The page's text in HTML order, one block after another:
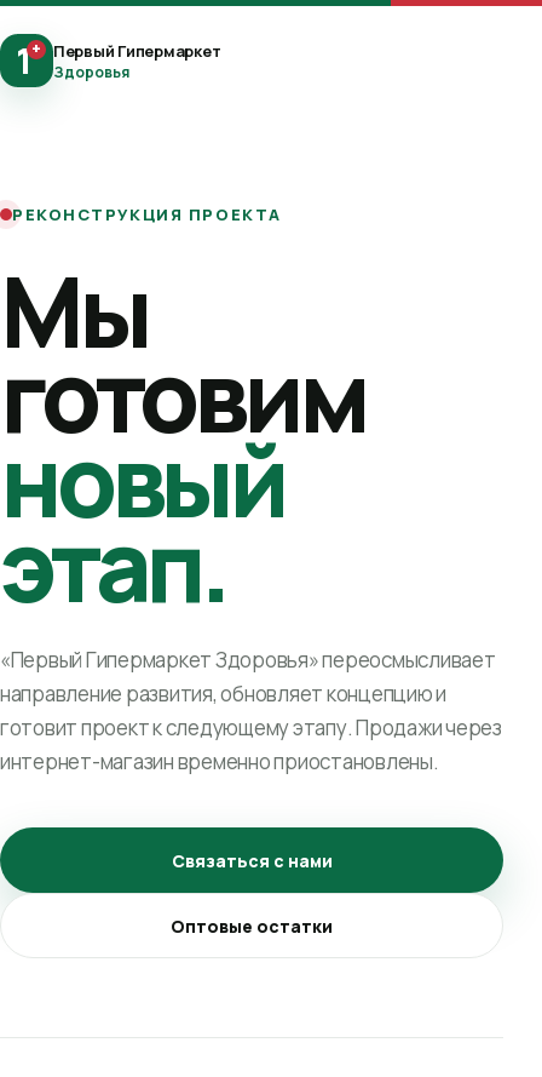
1+ Первый Гипермаркет
Здоровья
РЕКОНСТРУКЦИЯ ПРОЕКТА
Мы
готовим
новый
этап.
«Первый Гипермаркет Здоровья» переосмысливает
направление развития, обновляет концепцию и
готовит проект к следующему этапу. Продажи через
интернет-магазин временно приостановлены.
Связаться с нами
Оптовые остатки